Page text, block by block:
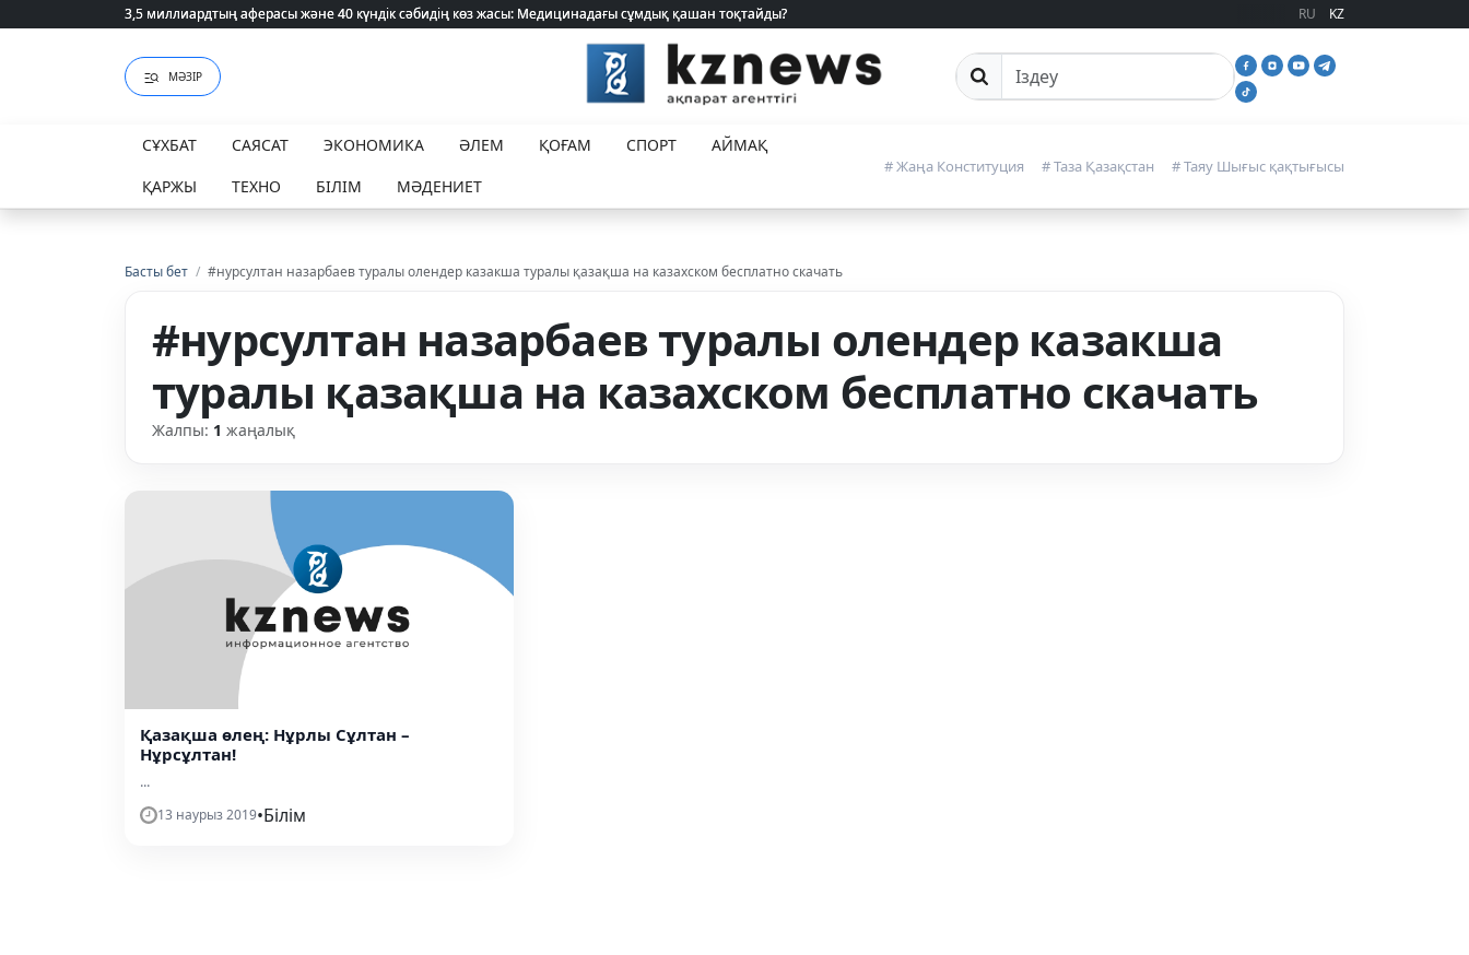
3,5 миллиардтың аферасы және 40 күндік сәбидің көз жасы: Медицинадағы сұмдық қашан тоқтайды?
3,5 миллиардтың аферасы және 40 күндік сәбидің көз жасы: Медицинадағы сұмдық қашан тоқтайды? RU KZ
МӘЗІР Сайттан іздеу
СҰХБАТ САЯСАТ ЭКОНОМИКА ӘЛЕМ ҚОҒАМ СПОРТ
АЙМАҚ
ҚАРЖЫ
ТЕХНО БІЛІМ МӘДЕНИЕТ
# Жаңа Конституция # Таза Қазақстан # Таяу Шығыс қақтығысы
Басты бет / #нурсултан назарбаев туралы олендер казакша туралы қазақша на казахском бесплатно скачать
#нурсултан назарбаев туралы олендер казакша
туралы қазақша на казахском бесплатно скачать
Жалпы: 1 жаңалық
Қазақша өлең: Нұрлы Сұлтан –
Нұрсұлтан!
...
13 наурыз 2019•Білім